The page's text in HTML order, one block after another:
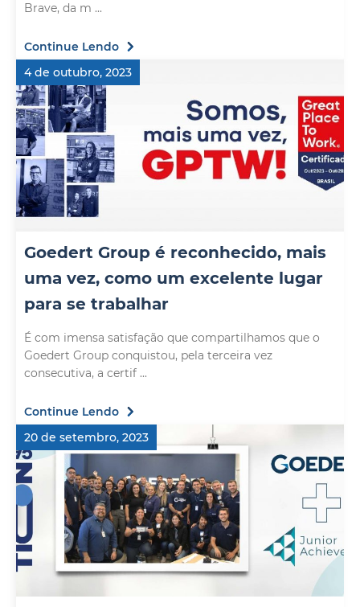
Brave, da m ...
Continue Lendo
4 de outubro, 2023
Goedert Group é reconhecido, mais
uma vez, como um excelente lugar
para se trabalhar
É com imensa satisfação que compartilhamos que o
Goedert Group conquistou, pela terceira vez
consecutiva, a certif ...
Continue Lendo
20 de setembro, 2023